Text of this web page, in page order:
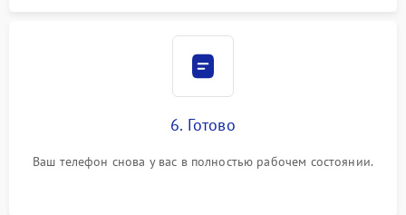
6. Готово
Ваш телефон снова у вас в полностью рабочем состоянии.